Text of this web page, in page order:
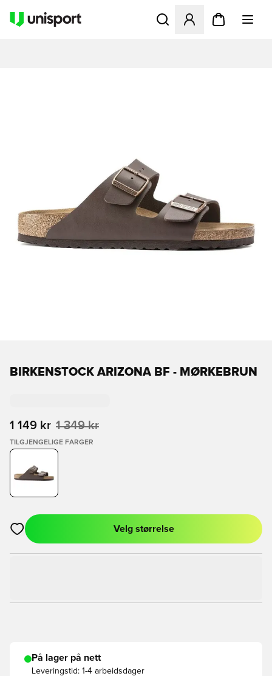
Åpner en Modal for å
BIRKENSTOCK ARIZONA BF - MØRKEBRUN
1 149 kr 1 349 kr
TILGJENGELIGE FARGER
Åpner en Modal for å logge inn eller registrere deg som
Velg størrelse
På lager på nett
Leveringstid: 1-4 arbeidsdager